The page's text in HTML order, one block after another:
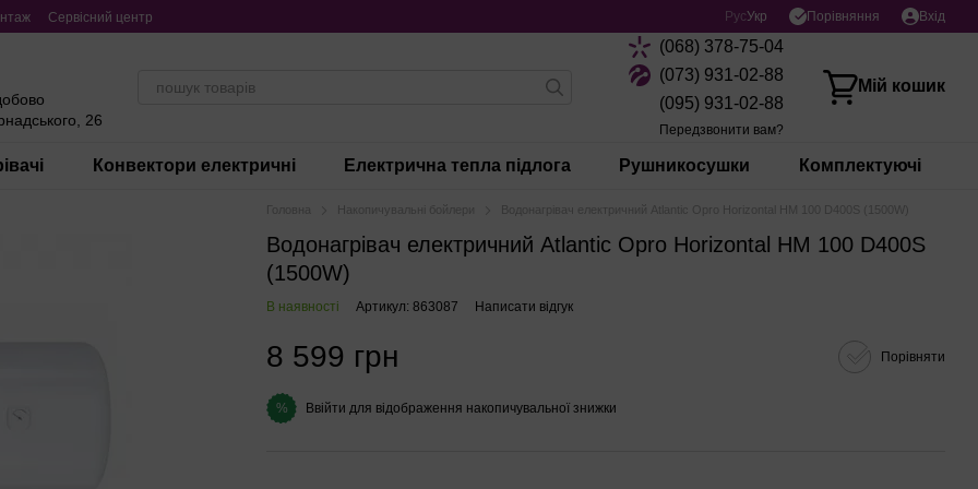
Сервісний центр РусУкр Порівняння Вхід
26
(068) 378-75-04
(073) 931-02-88
(095) 931-02-88
Передзвонити вам?
Мій кошик
Конвектори електричні Електрична тепла підлога Рушникосушки Комплектуючі
Головна Накопичувальні бойлери Водонагрівач електричний Atlantic Opro Horizontal HM 100 D400S (1500W)
Водонагрівач електричний Atlantic Opro Horizontal HM 100 D400S
(1500W)
В наявності Артикул: 863087 Написати відгук
8 599 грн Порівняти
% Ввійти для відображення накопичувальної знижки